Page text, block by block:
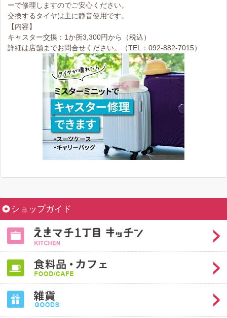
ーで修理しますのでご安心ください。
交換するタイヤは主に静音使用です。
【内容】
キャスター交換：1か所3,300円から（税込）
詳細は店舗までお問合せください。（TEL：092-882-7015）
ショップガイド